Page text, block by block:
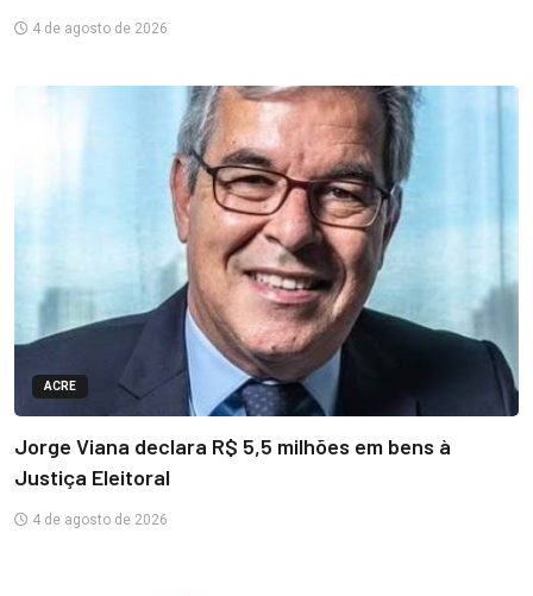
4 de agosto de 2026
ACRE
Jorge Viana declara R$ 5,5 milhões em bens à
Justiça Eleitoral
4 de agosto de 2026